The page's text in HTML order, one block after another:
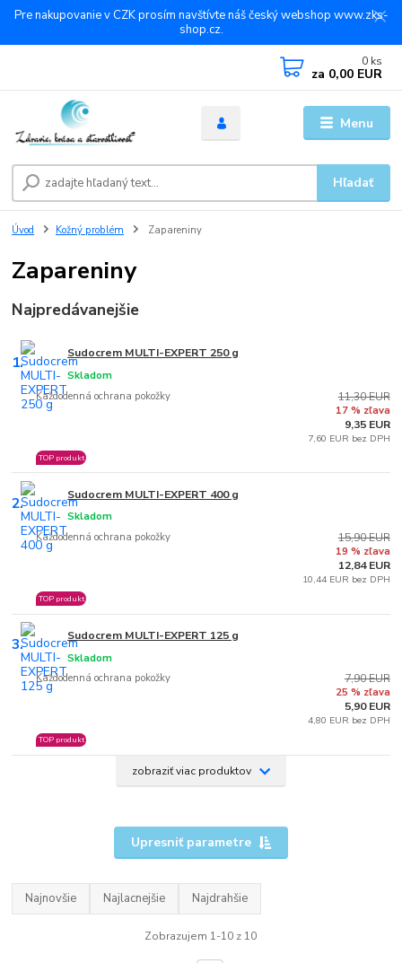
Pre nakupovanie v CZK prosím navštívte náš český webshop www.zks-
shop.cz.
Menu
Hľadať
0 ks
za 0,00 EUR
Úvod Kožný problém Zapareniny
Zapareniny
Najpredávanejšie
1. Sudocrem MULTI-EXPERT 250 g
Každodenná ochrana pokožky
Skladom
TOP produkt
11,30 EUR
17 % zľava
9,35 EUR
7,60 EUR bez DPH
2. Sudocrem MULTI-EXPERT 400 g
Každodenná ochrana pokožky
Skladom
TOP produkt
15,90 EUR
19 % zľava
12,84 EUR
10,44 EUR bez DPH
3. Sudocrem MULTI-EXPERT 125 g
Každodenná ochrana pokožky
Skladom
TOP produkt
7,90 EUR
25 % zľava
5,90 EUR
4,80 EUR bez DPH
zobraziť viac produktov
Upresniť parametre
Najnovšie Najlacnejšie Najdrahšie
Zobrazujem 1-10 z 10